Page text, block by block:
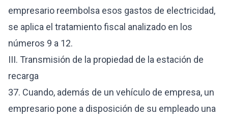
empresario reembolsa esos gastos de electricidad,
se aplica el tratamiento fiscal analizado en los
números 9 a 12.
III. Transmisión de la propiedad de la estación de
recarga
37. Cuando, además de un vehículo de empresa, un
empresario pone a disposición de su empleado una